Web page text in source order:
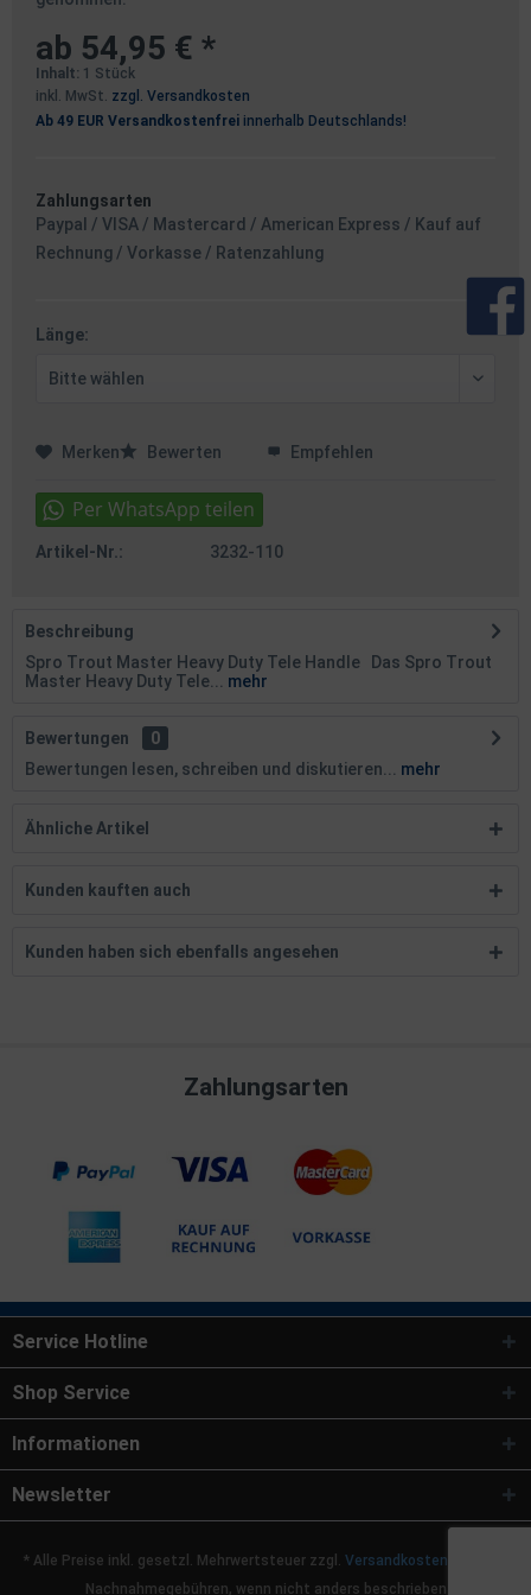
ab 54,95 € *
Inhalt: 1 Stück
inkl. MwSt. zzgl. Versandkosten
Ab 49 EUR Versandkostenfrei innerhalb Deutschlands!
Zahlungsarten
Paypal / VISA / Mastercard / American Express / Kauf auf
Rechnung / Vorkasse / Ratenzahlung
Länge:
Merken Bewerten Empfehlen
Artikel-Nr.: 3232-110
Beschreibung
Spro Trout Master Heavy Duty Tele Handle Das Spro Trout
Master Heavy Duty Tele...
mehr
Bewertungen
0
Bewertungen lesen, schreiben und diskutieren...
mehr
Ähnliche Artikel
Kunden kauften auch
Kunden haben sich ebenfalls angesehen
Zahlungsarten
Service Hotline
Shop Service
Informationen
Newsletter
* Alle Preise inkl. gesetzl. Mehrwertsteuer zzgl. Versandkosten
Nachnahmegebühren, wenn nicht anders beschrieben